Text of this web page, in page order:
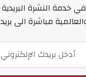
خدمة النشرة البريدية
مباشرة الى